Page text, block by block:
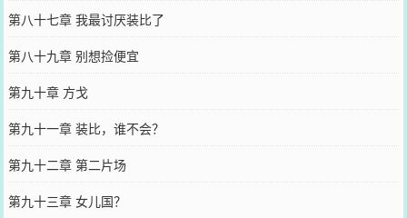
第八十七章 我最讨厌装比了
第八十九章 别想捡便宜
第九十章 方戈
第九十一章 装比，谁不会？
第九十二章 第二片场
第九十三章 女儿国？